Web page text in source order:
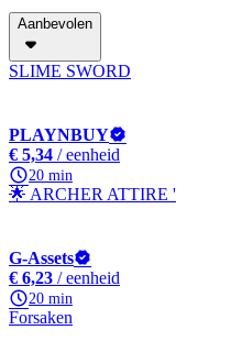
Aanbevolen
SLIME SWORD
PLAYNBUY
€ 5,34 / eenheid
20 min
🌟 ARCHER ATTIRE '
G-Assets
€ 6,23 / eenheid
20 min
Forsaken